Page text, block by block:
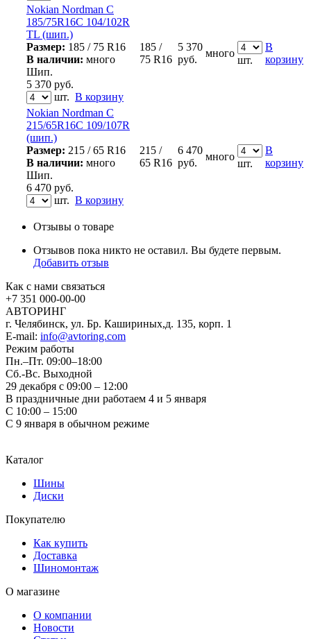
Nokian Nordman C
185/75R16C 104/102R
TL (шип.)
Размер: 185 / 75 R16
В наличии: много
Шип.
5 370 руб.
шт. В корзину
185 /
75 R16
5 370
руб.
много
шт.
В
корзину
Nokian Nordman C
215/65R16C 109/107R
(шип.)
Размер: 215 / 65 R16
В наличии: много
Шип.
6 470 руб.
шт. В корзину
215 /
65 R16
6 470
руб.
много
шт.
В
корзину
Отзывы о товаре
Отзывов пока никто не оставил. Вы будете первым.
Добавить отзыв
Как с нами связаться
+7 351 000-00-00
АВТОРИНГ
г. Челябинск, ул. Бр. Кашириных,д. 135, корп. 1
E-mail: info@avtoring.com
Режим работы
Пн.–Пт. 09:00–18:00
Сб.-Вс. Выходной
29 декабря с 09:00 – 12:00
В праздничные дни работаем 4 и 5 января
С 10:00 – 15:00
С 9 января в обычном режиме
Каталог
Шины
Диски
Покупателю
Как купить
Доставка
Шиномонтаж
О магазине
О компании
Новости